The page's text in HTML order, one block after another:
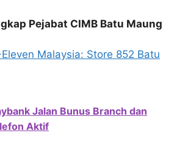
Pejabat CIMB Batu Maung
Malaysia: Store 852 Batu
Jalan Bunus Branch dan
Aktif